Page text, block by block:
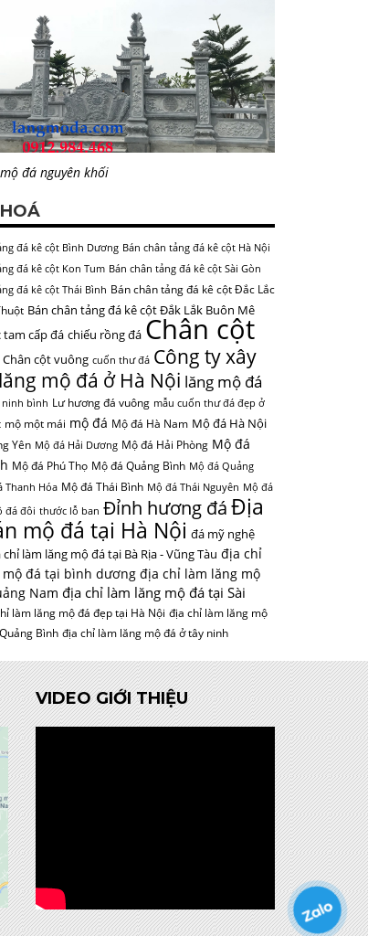
đá nguyên khối
đá kê cột Bình Dương Bán chân tảng đá kê cột Hà Nội
đá kê cột Kon Tum Bán chân tảng đá kê cột Sài Gòn
đá kê cột Thái Bình Bán chân tảng đá kê cột Đắc Lắc
Bán chân tảng đá kê cột Đắk Lắk Buôn Mê
tam cấp đá chiếu rồng đá Chân cột
Chân cột vuông cuốn thư đá Công ty xây
mộ đá ở Hà Nội lăng mộ đá
ninh bình Lư hương đá vuông mẫu cuốn thư đá đẹp ở
mộ một mái mộ đá Mộ đá Hà Nam Mộ đá Hà Nội
Yên Mộ đá Hải Dương Mộ đá Hải Phòng Mộ đá
Mộ đá Phú Thọ Mộ đá Quảng Bình Mộ đá Quảng
Thanh Hóa Mộ đá Thái Bình Mộ đá Thái Nguyên Mộ đá
đá đôi thước lỗ ban Đỉnh hương đáĐịa
mộ đá tại Hà Nội đá mỹ nghệ
chỉ làm lăng mộ đá tại Bà Rịa - Vũng Tàu địa chỉ
mộ đá tại bình dương địa chỉ làm lăng mộ
Nam địa chỉ làm lăng mộ đá tại Sài
làm lăng mộ đá đẹp tại Hà Nội địa chỉ làm lăng mộ
Bình địa chỉ làm lăng mộ đá ở tây ninh
VIDEO GIỚI THIỆU